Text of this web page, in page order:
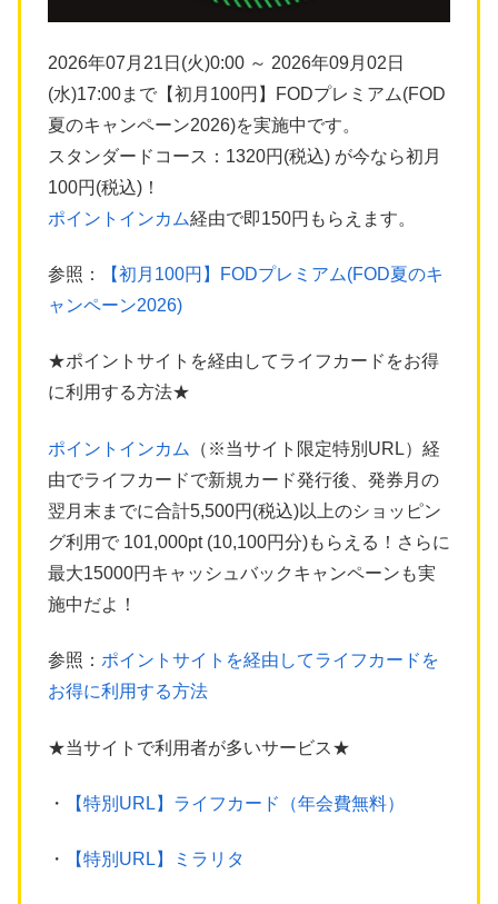
2026年07月21日(火)0:00 ～ 2026年09月02日
(水)17:00まで【初月100円】FODプレミアム(FOD
夏のキャンペーン2026)を実施中です。
スタンダードコース：1320円(税込) が今なら初月
100円(税込)！
ポイントインカム経由で即150円もらえます。
参照：
【初月100円】FODプレミアム(FOD夏のキ
ャンペーン2026)
★ポイントサイトを経由してライフカードをお得
に利用する方法★
ポイントインカム
（※当サイト限定特別URL）経
由でライフカードで新規カード発行後、発券月の
翌月末までに合計5,500円(税込)以上のショッピン
グ利用で 101,000pt (10,100円分)もらえる！さらに
最大15000円キャッシュバックキャンペーンも実
施中だよ！
参照： ポイントサイトを経由してライフカードを
お得に利用する方法
★当サイトで利用者が多いサービス★
・ 【特別URL】ライフカード（年会費無料）
・ 【特別URL】ミラリタ